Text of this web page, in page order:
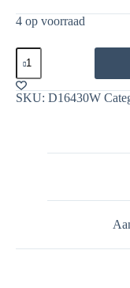
4 op voorraad
Parelbroche
wit
aantal
SKU: D16430W